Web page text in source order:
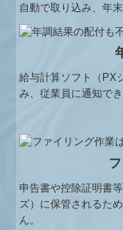
自動で取り込み、年
給与計算ソフト（PX
み、従業員に通知でき
申告書や控除証明書
ズ）に保管されるた
ん。